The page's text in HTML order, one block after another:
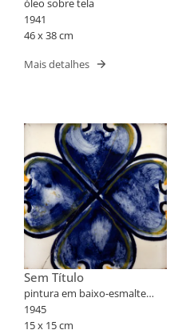
óleo sobre tela
1941
46 x 38 cm
Mais detalhes
Sem Título
pintura em baixo-esmalte
sobre azulejo
1945
15 x 15 cm